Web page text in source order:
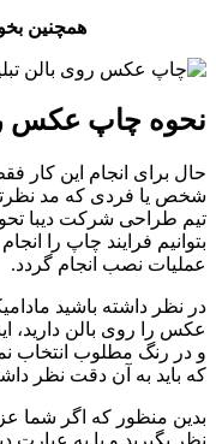
همچنین
نحوه چاپ عکس
حال برای انجام این
شخص یا فردی که مد
تیم طراحی شرکت دیبا
بتوانیم فرایند چاپ را
عملیات نصب انجام گردد.
در نظر داشته باشید
عکس را روی بالن دارید،
و در رنگ مطلوب انتخاب
که باید به آن دقت نظر
بدین منظور که اگر شما